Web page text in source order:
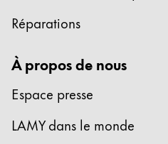
Réparations
À propos de nous
Espace presse
LAMY dans le monde